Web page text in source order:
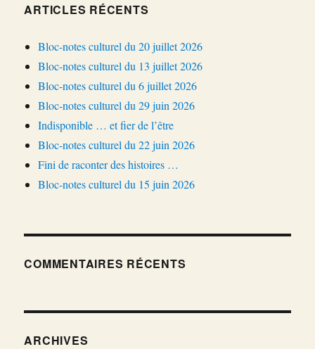
ARTICLES RÉCENTS
Bloc-notes culturel du 20 juillet 2026
Bloc-notes culturel du 13 juillet 2026
Bloc-notes culturel du 6 juillet 2026
Bloc-notes culturel du 29 juin 2026
Indisponible … et fier de l’être
Bloc-notes culturel du 22 juin 2026
Fini de raconter des histoires …
Bloc-notes culturel du 15 juin 2026
COMMENTAIRES RÉCENTS
ARCHIVES